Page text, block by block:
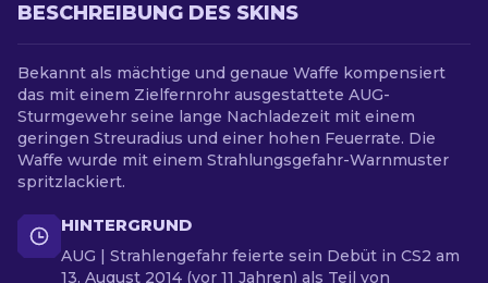
BESCHREIBUNG DES SKINS
Bekannt als mächtige und genaue Waffe kompensiert
das mit einem Zielfernrohr ausgestattete AUG-
Sturmgewehr seine lange Nachladezeit mit einem
geringen Streuradius und einer hohen Feuerrate. Die
Waffe wurde mit einem Strahlungsgefahr-Warnmuster
spritzlackiert.
HINTERGRUND
AUG | Strahlengefahr feierte sein Debüt in CS2 am
13. August 2014 (vor 11 Jahren) als Teil von